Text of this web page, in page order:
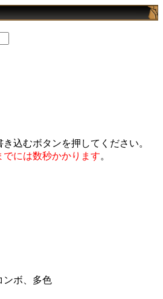
込むボタンを押してください。
には数秒かかります。
ンボ、多色